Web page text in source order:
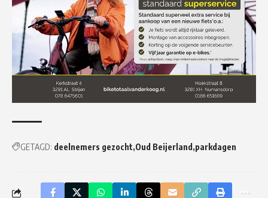
GETAGD: deelnemers gezocht Oud Beijerland parkdagen